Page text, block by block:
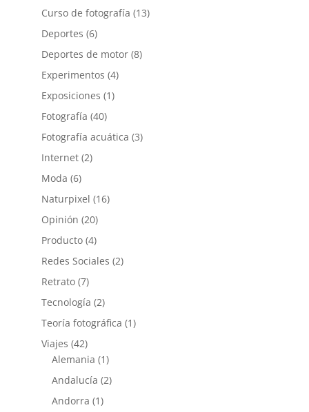
Curso de fotografía (13)
Deportes (6)
Deportes de motor(8)
Experimentos (4)
Exposiciones (1)
Fotografía (40)
Fotografía acuática (3)
Internet(2)
Moda (6)
Naturpixel (16)
Opinión (20)
Producto(4)
Redes Sociales (2)
Retrato(7)
Tecnología (2)
Teoría fotográfica (1)
Viajes (42)
Alemania (1)
Andalucía (2)
Andorra (1)